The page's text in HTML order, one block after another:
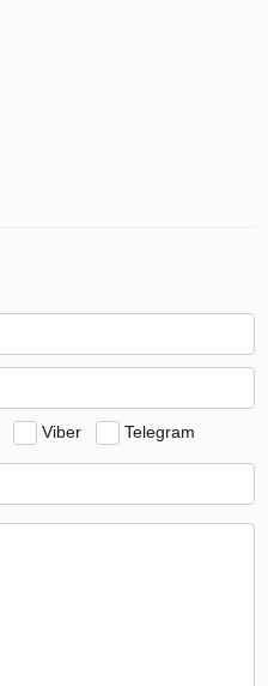
Viber Telegram